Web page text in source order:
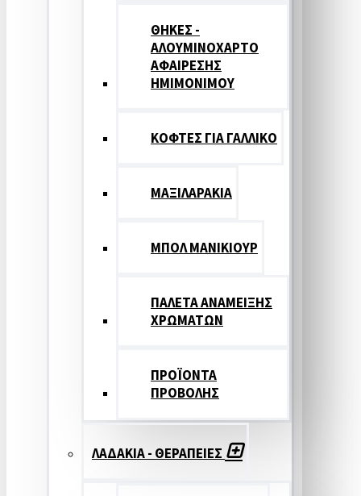
ΘΗΚΕΣ -
ΑΛΟΥΜΙΝΟΧΑΡΤΟ
ΑΦΑΙΡΕΣΗΣ
ΗΜΙΜΟΝΙΜΟΥ
ΚΟΦΤΕΣ ΓΙΑ ΓΑΛΛΙΚΟ
ΜΑΞΙΛΑΡΑΚΙΑ
ΜΠΟΛ ΜΑΝΙΚΙΟΥΡ
ΠΑΛΕΤΑ ΑΝΑΜΕΙΞΗΣ
ΧΡΩΜΑΤΩΝ
ΠΡΟΪΟΝΤΑ
ΠΡΟΒΟΛΗΣ
ΛΑΔΑΚΙΑ - ΘΕΡΑΠΕΙΕΣ